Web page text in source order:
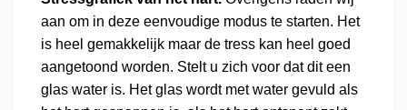
aan om in deze eenvoudige modus te starten. Het
is heel gemakkelijk maar de tress kan heel goed
aangetoond worden. Stelt u zich voor dat dit een
glas water is. Het glas wordt met water gevuld als